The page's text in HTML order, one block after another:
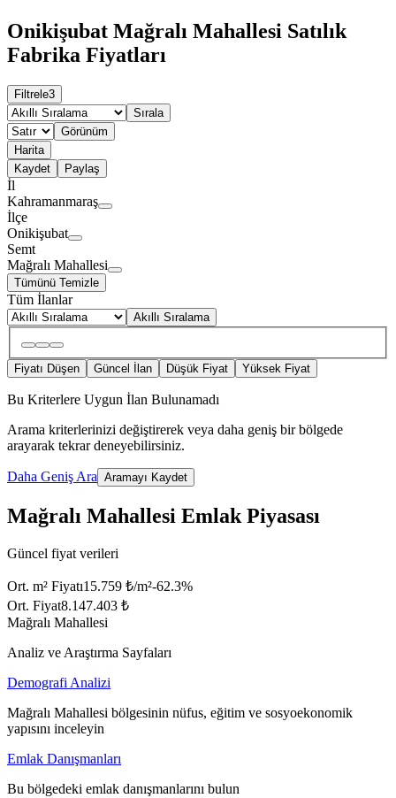
Onikişubat Mağralı Mahallesi Satılık
Fabrika Fiyatları
Filtrele3
Sırala
Görünüm
Harita
Kaydet
Paylaş
İl
Kahramanmaraş
İlçe
Onikişubat
Semt
Mağralı Mahallesi
Tümünü Temizle
Tüm İlanlar
Akıllı Sıralama
Fiyatı Düşen Güncel İlan Düşük Fiyat Yüksek Fiyat
Bu Kriterlere Uygun İlan Bulunamadı
Arama kriterlerinizi değiştirerek veya daha geniş bir bölgede
arayarak tekrar deneyebilirsiniz.
Daha Geniş Ara Aramayı Kaydet
Mağralı Mahallesi Emlak Piyasası
Güncel fiyat verileri
Ort. m² Fiyatı15.759 ₺/m²-62.3%
Ort. Fiyat8.147.403 ₺
Mağralı Mahallesi
Analiz ve Araştırma Sayfaları
Demografi Analizi
Mağralı Mahallesi bölgesinin nüfus, eğitim ve sosyoekonomik
yapısını inceleyin
Emlak Danışmanları
Bu bölgedeki emlak danışmanlarını bulun